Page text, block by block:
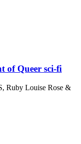
of Queer sci-fi
Ruby Louise Rose &